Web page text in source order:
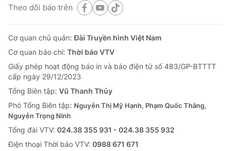
Theo dõi báo trên
Cơ quan chủ quản:Đài Truyền hình Việt Nam
Cơ quan báo chí: Thời báo VTV
Giấy phép hoạt động báo in và báo điện tử số 483/GP-BTTTT
cấp ngày 29/12/2023
Tổng Biên tập: Vũ Thanh Thủy
Phó Tổng Biên tập: Nguyễn Thị Mỹ Hạnh, Phạm Quốc Thắng,
Nguyễn Trọng Ninh
Tổng đài VTV: 024.38 355 931 - 024.38 355 932
Ðiện thoại Thời báo VTV: 0988 671 671